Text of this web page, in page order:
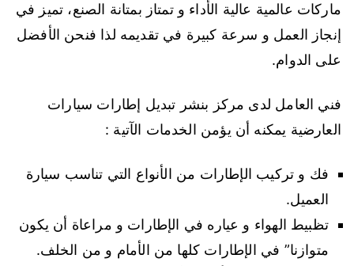
ماركات عالمية عالية الأداء و تمتاز بمتانة الصنع، تميز في
إنجاز العمل و سرعة كبيرة في تقديمه لذا فنحن الأفضل
على الدوام.
فني العامل لدى مركز بنشر تبديل إطارات سيارات
العارضية يمكنه أن يؤمن الخدمات الآتية :
فك و تركيب الإطارات من الأنواع التي تناسب سيارة
العميل.
تظبيط الهواء و عياره في الإطارات و مراعاة أن يكون
متوازنا” في الإطارات كلها من الأمام و من الخلف.